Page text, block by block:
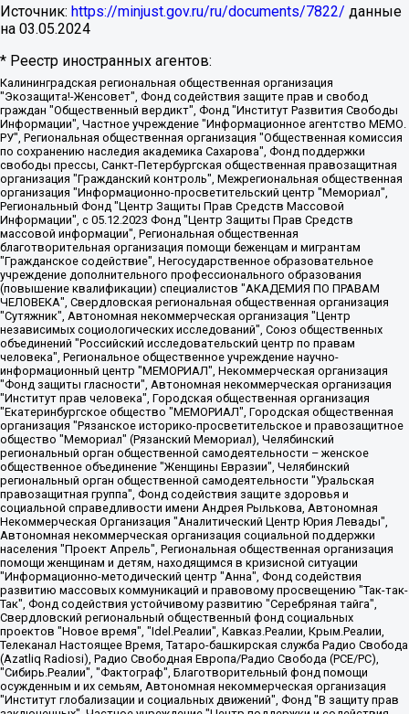
Источник: https://minjust.gov.ru/ru/documents/7822/ данные
на 03.05.2024
* Реестр иностранных агентов:
Калининградская региональная общественная организация "Экозащита!-Женсовет", Фонд содействия защите прав и свобод граждан "Общественный вердикт", Фонд "Институт Развития Свободы Информации", Частное учреждение "Информационное агентство МЕМО. РУ", Региональная общественная организация "Общественная комиссия по сохранению наследия академика Сахарова", Фонд поддержки свободы прессы, Санкт-Петербургская общественная правозащитная организация "Гражданский контроль", Межрегиональная общественная организация "Информационно-просветительский центр "Мемориал", Региональный Фонд "Центр Защиты Прав Средств Массовой Информации", с 05.12.2023 Фонд "Центр Защиты Прав Средств массовой информации", Региональная общественная благотворительная организация помощи беженцам и мигрантам "Гражданское содействие", Негосударственное образовательное учреждение дополнительного профессионального образования (повышение квалификации) специалистов "АКАДЕМИЯ ПО ПРАВАМ ЧЕЛОВЕКА", Свердловская региональная общественная организация "Сутяжник", Автономная некоммерческая организация "Центр независимых социологических исследований", Союз общественных объединений "Российский исследовательский центр по правам человека", Региональное общественное учреждение научно-информационный центр "МЕМОРИАЛ", Некоммерческая организация "Фонд защиты гласности", Автономная некоммерческая организация "Институт прав человека", Городская общественная организация "Екатеринбургское общество "МЕМОРИАЛ", Городская общественная организация "Рязанское историко-просветительское и правозащитное общество "Мемориал" (Рязанский Мемориал), Челябинский региональный орган общественной самодеятельности – женское общественное объединение "Женщины Евразии", Челябинский региональный орган общественной самодеятельности "Уральская правозащитная группа", Фонд содействия защите здоровья и социальной справедливости имени Андрея Рылькова, Автономная Некоммерческая Организация "Аналитический Центр Юрия Левады", Автономная некоммерческая организация социальной поддержки населения "Проект Апрель", Региональная общественная организация помощи женщинам и детям, находящимся в кризисной ситуации "Информационно-методический центр "Анна", Фонд содействия развитию массовых коммуникаций и правовому просвещению "Так-так-Так", Фонд содействия устойчивому развитию "Серебряная тайга", Свердловский региональный общественный фонд социальных проектов "Новое время", "Idel.Реалии", Кавказ.Реалии, Крым.Реалии, Телеканал Настоящее Время, Татаро-башкирская служба Радио Свобода (Azatliq Radiosi), Радио Свободная Европа/Радио Свобода (PCE/PC), "Сибирь.Реалии", "Фактограф", Благотворительный фонд помощи осужденным и их семьям, Автономная некоммерческая организация "Институт глобализации и социальных движений", Фонд "В защиту прав заключенных", Частное учреждение "Центр поддержки и содействия развитию средств массовой информации", Пензенский региональный общественный благотворительный фонд "Гражданский союз", "Север.Реалии", Некоммерческая организация Фонд "Правовая инициатива", Общество с ограниченной ответственностью "Радио Свободная Европа/Радио Свобода", Чешское информационное агентство "MEDIUM-ORIENT", Красноярская региональная общественная организация "Мы против СПИДа", Камалягин Денис Николаевич, Маркелов Сергей Евгеньевич, Пономарев Лев Александрович, Савицкая Людмила Алексеевна, Автономная некоммерческая организация "Центр по работе с проблемой насилия "НАСИЛИЮ.НЕТ", Межрегиональный профессиональный союз работников здравоохранения "Альянс врачей", Юридическое лицо, зарегистрированное в Латвийской Республике, SIA "Medusa Project" (регистрационный номер 40103797863, дата регистрации 10.06.2014), Некоммерческая организация "Фонд по борьбе с коррупцией", Автономная некоммерческая организация "Институт права и публичной политики", Баданин Роман Сергеевич, Гликин Максим Александрович, Железнова Мария Михайловна, Лукьянова Юлия Сергеевна, Маетная Елизавета Витальевна, Маняхин Петр Борисович, Чуракова Ольга Владимировна, Ярош Юлия Петровна, Юридическое лицо "The Insider SIA", зарегистрированное в Риге, Латвийская Республика (дата регистрации 26.06.2015), являющееся администратором доменного имени интернет-издания "The Insider SIA", https://theins.ru, Постернак Алексей Евгеньевич, Рубин Михаил Аркадьевич, Анин Роман Александрович, Юридическое лицо Istories fonds, зарегистрированное в Латвийской Республике (регистрационный номер 50008295751, дата регистрации 24.02.2020), Великовский Дмитрий Александрович, Долинина Ирина Николаевна, Мароховская Алеся Алексеевна, Шлейнов Роман Юрьевич, Шмагун Олеся Валентиновна, Общество с ограниченной ответственностью "Альтаир 2021", Общество с ограниченной ответственностью "Вега 2021", Общество с ограниченной ответственностью "Главный редактор 2021", Общество с ограниченной ответственностью "Ромашки монолит", Важенков Артем Валерьевич, Ивановская областная общественная организация "Центр гендерных исследований", Гурман Юрий Альбертович, Медиапроект "ОВД-Инфо", Егоров Владимир Владимирович, Жилинский Владимир Александрович, Общество с ограниченной ответственностью "ЗП", Иванова София Юрьевна, Карезина Инна Павловна, Кильтау Екатерина Викторовна, Петров Алексей Викторович, Пискунов Сергей Евгеньевич, Смирнов Сергей Сергеевич, Тихонов Михаил Сергеевич, Общество с ограниченной ответственностью "ЖУРНАЛИСТ-ИНОСТРАННЫЙ АГЕНТ", Арапова Галина Юрьевна, Вольтская Татьяна Анатольевна, Американская компания "Mason G.E.S. Anonymous Foundation" (США), являющаяся владельцем интернет-издания https://mnews.world/, Компания "Stichting Bellingcat", зарегистрированная в Нидерландах (дата регистрации 11.07.2018), Захаров Андрей Вячеславович, Клепиковская Екатерина Дмитриевна, Общество с ограниченной ответственностью "МЕМО", Перл Роман Александрович, Симонов Евгений Алексеевич, Соловьева Елена Анатольевна, Сотников Даниил Владимирович, Сурначева Елизавета Дмитриевна, Автономная некоммерческая организация по защите прав человека и информированию населения "Якутия – Наше Мнение", Общество с ограниченной ответственностью "Москоу диджитал медиа", с 26.01.2023 Общество с ограниченной ответственностью "Чайка Белые сады", Ветошкина Валерия Валерьевна, Заговора Максим Александрович, Межрегиональное общественное движение "Российская ЛГБТ - сеть", Оленичев Максим Владимирович, Павлов Иван Юрьевич, Скворцова Елена Сергеевна, Общество с ограниченной ответственностью "Как бы инагент", Кочетков Игорь Викторович, Общество с ограниченной ответственностью "Честные выборы", Еланчик Олег Александрович, Общество с ограниченной ответственностью "Нобелевский призыв", Гималова Регина Эмилевна, Григорьев Андрей Валерьевич, Григорьева Алина Александровна, Ассоциация по содействию защите прав призывников, альтернативнослужащих и военнослужащих "Правозащитная группа "Гражданин.Армия.Право", Хисамова Регина Фаритовна, Автономная некоммерческая организация по реализации социально-правовых программ "Лилит", Дальневосточное общественное движение "Маяк", Санкт-Петербургская ЛГБТ-инициативная группа "Выход", Инициативная группа ЛГБТ+ "Реверс", Алексеев Андрей Викторович, Бекбулатова Таисия Львовна, Беляев Иван Михайлович, Владыкина Елена Сергеевна, Гельман Марат Александрович, Никульшина Вероника Юрьевна, Толоконникова Надежда Андреевна, Шендерович Виктор Анатольевич, Общество с ограниченной ответственностью "Данное сообщение", Общество с ограниченной ответственностью Издательский дом "Новая глава", Айнбиндер Александра Александровна, Московский комьюнити-центр для ЛГБТ+инициатив, Благотворительный фонд развития филантропии, Deutsche Welle (Германия, Kurt-Schumacher-Strasse 3, 53113 Bonn), Борзунова Мария Михайловна, Воробьев Виктор Викторович, Голубева Анна Львовна, Константинова Алла Михайловна, Малкова Ирина Владимировна, Мурадов Мурад Абдулгалимович, Осетинская Елизавета Николаевна, Понасенков Евгений Николаевич, Ганапольский Матвей Юрьевич, Киселев Евгений Алексеевич, Борухович Ирина Григорьевна, Дремин Иван Тимофеевич, Дубровский Дмитрий Викторович, Красноярская региональная общественная организация поддержки и развития альтернативных образовательных технологий и межкультурных коммуникаций "ИНТЕРРА", Маяковская Екатерина Алексеевна, Фейгин Марк Захарович, Филимонов Андрей Викторович, Дзугкоева Регина Николаевна, Доброхотов Роман Александрович, Дудь Юрий Александрович, Елкин Сергей Владимирович, Кругликов Кирилл Игоревич, Сабунаева Мария Леонидовна, Семенов Алексей Владимирович, Шаинян Карен Багратович, Шульман Екатерина Михайловна, Асафьев Артур Валерьевич, Вахштайн Виктор Семенович, Венедиктов Алексей Алексеевич, Лушникова Екатерина Евгеньевна, Волков Леонид Михайлович, Невзоров Александр Глебович, Пархоменко Сергей Борисович, Сироткин Ярослав Николаевич, Кара-Мурза Владимир Владимирович, Баранова Наталья Владимировна, Гозман Леонид Яковлевич, Кагарлицкий Борис Юльевич, Климарев Михаил Валерьевич, Милов Владимир Станиславович, Автономная некоммерческая организация Краснодарский центр современного искусства "Типография", Моргенштерн Алишер Тагирович, Соболь Любовь Эдуардовна, Общество с ограниченной ответственностью "ЛИЗА НОРМ", Каспаров Гарри Кимович, Ходорковский Михаил Борисович, Общество с ограниченной ответственностью "Апрельские тезисы", Данилович Ирина Брониславовна, Кашин Олег Владимирович, Петров Николай Владимирович, Пивоваров Алексей Владимирович, Соколов Михаил Владимирович, Цветкова Юлия Владимировна, Чичваркин Евгений Александрович, Комитет против пыток/Команда против пыток, Общество с ограниченной ответственностью "Первый научный", Общество с ограниченной ответственностью "Вертолет и ко", Белоцерковская Вероника Борисовна, Кац Максим Евгеньевич, Лазарева Татьяна Юрьевна, Шаведдинов Руслан Табризович, Яшин Илья Валерьевич, Общество с ограниченной ответственностью "Иноагент ААВ", Алешковский Дмитрий Петрович, Альбац Евгения Марковна, Быков Дмитрий Львович, Галямина Юлия Евгеньевна, Лойко Сергей Леонидович, Мартынов Кирилл Константинович, Медведев Сергей Александрович, Крашенинников Федор Геннадиевич, Гордеева Катерина Вл